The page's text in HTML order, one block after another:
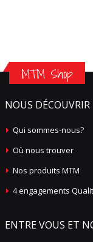
MTM Shop
NOUS DÉCOUVRIR
Qui sommes-nous?
Où nous trouver
Nos produits MTM
4 engagements
ENTRE VOUS ET